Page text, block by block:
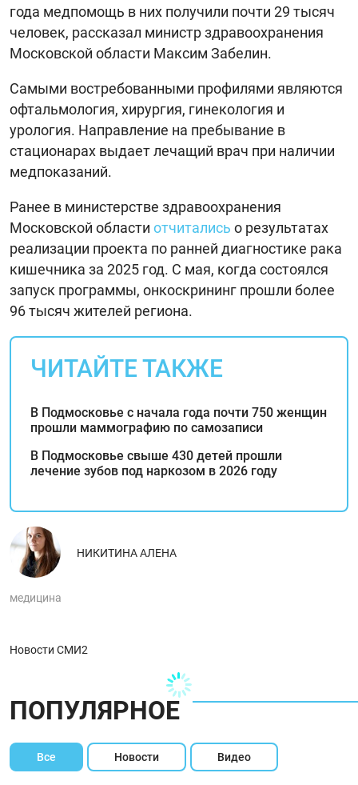
года медпомощь в них получили почти 29 тысяч
человек, рассказал министр здравоохранения
Московской области Максим Забелин.
Самыми востребованными профилями являются
офтальмология, хирургия, гинекология и
урология. Направление на пребывание в
стационарах выдает лечащий врач при наличии
медпоказаний.
Ранее в министерстве здравоохранения
Московской области отчитались о результатах
реализации проекта по ранней диагностике рака
кишечника за 2025 год. С мая, когда состоялся
запуск программы, онкоскрининг прошли более
96 тысяч жителей региона.
ЧИТАЙТЕ ТАКЖЕ
В Подмосковье с начала года почти 750 женщин
прошли маммографию по самозаписи
В Подмосковье свыше 430 детей прошли
лечение зубов под наркозом в 2026 году
НИКИТИНА АЛЕНА
медицина
Новости СМИ2
ПОПУЛЯРНОЕ
Все Новости Видео